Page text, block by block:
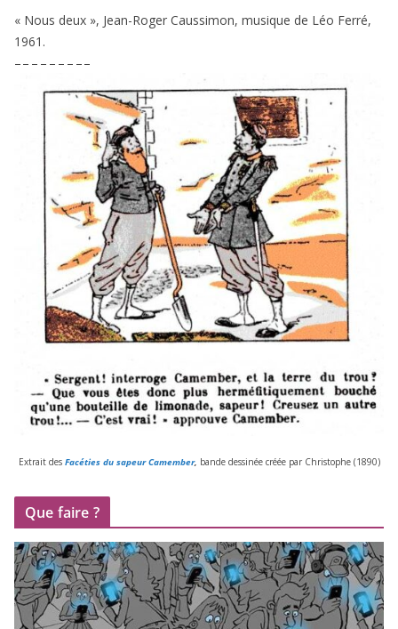
« Nous deux », Jean-Roger Caussimon, musique de Léo Ferré,
1961 .
– – – – – – – – –
Extrait desFacéties du sapeur Camember, bande des­si­née créée par Christophe (1890)
Que faire ?